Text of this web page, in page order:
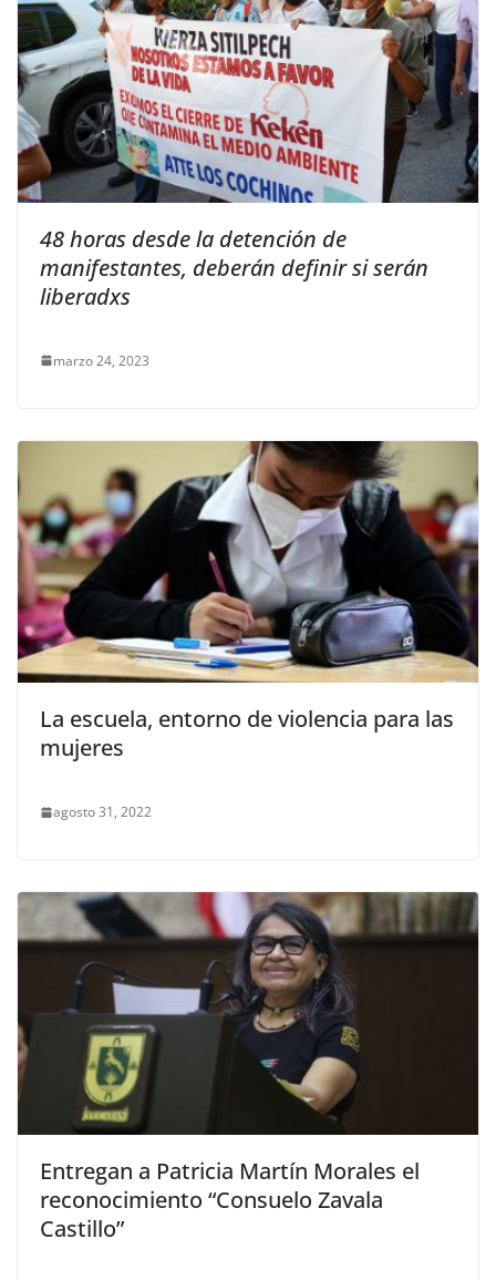
48 horas desde la detención de
manifestantes, deberán definir si serán
liberadxs
marzo 24, 2023
La escuela, entorno de violencia para las
mujeres
agosto 31, 2022
Entregan a Patricia Martín Morales el
reconocimiento “Consuelo Zavala
Castillo”